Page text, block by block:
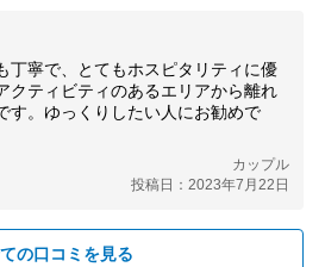
丁寧で、とてもホスピタリティに優
クティビティのあるエリアから離れ
す。ゆっくりしたい人にお勧めで
カップル
投稿日：2023年7月22日
の口コミを見る